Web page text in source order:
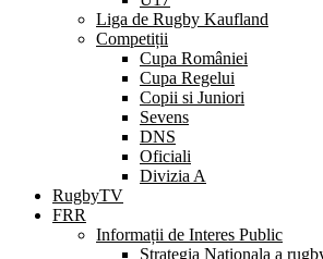
Liga de Rugby Kaufland
Competiții
Cupa României
Cupa Regelui
Copii si Juniori
Sevens
DNS
Oficiali
Divizia A
RugbyTV
FRR
Informații de Interes Public
Strategia Nationala a